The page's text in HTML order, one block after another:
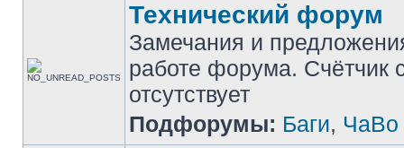
Технический форум
Замечания и
работе форума. Счётчик
отсутствует
Подфорумы: Баги, ЧаВо